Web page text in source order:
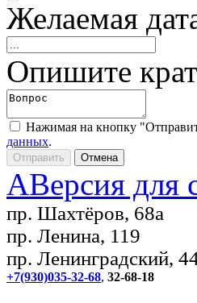
Желаемая
Опишите
Нажимая на кнопку
данных.
AВерсия для
пр. Шахтёров, 68а
пр. Ленина, 119
пр. Ленинградский,
+7(930)035-32-68, 32-68-18